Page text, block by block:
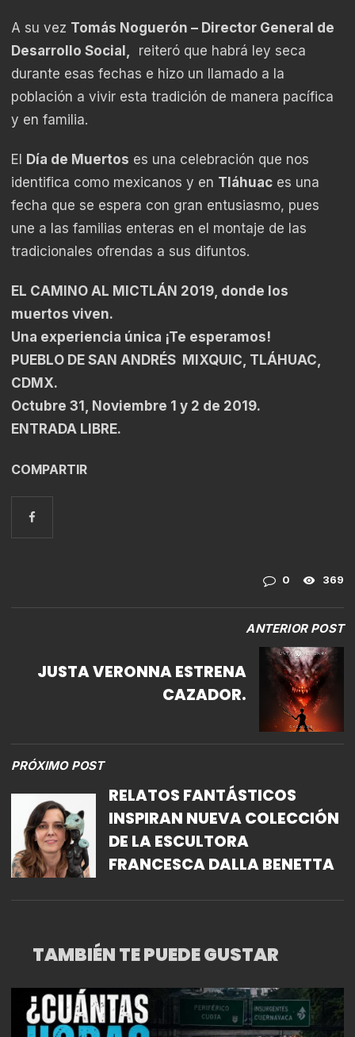
A su vez Tomás Noguerón – Director General de
Desarrollo Social,
reiteró que habrá ley seca
durante esas fechas e hizo un llamado a la
población a vivir esta tradición de manera pacífica
y en familia.
El Día de Muertos es una celebración que nos
identifica como mexicanos y en Tláhuac es una
fecha que se espera con gran entusiasmo, pues
une a las familias enteras en el montaje de las
tradicionales ofrendas a sus difuntos.
EL CAMINO AL MICTLÁN 2019, donde los
muertos viven.
Una experiencia única ¡Te esperamos!
PUEBLO DE SAN ANDRÉS MIXQUIC, TLÁHUAC,
CDMX.
Octubre 31, Noviembre 1 y 2 de 2019.
ENTRADA LIBRE.
COMPARTIR
0 369
ANTERIOR POST
JUSTA VERONNA ESTRENA
CAZADOR.
PRÓXIMO POST
RELATOS FANTÁSTICOS
INSPIRAN NUEVA COLECCIÓN
DE LA ESCULTORA
FRANCESCA DALLA BENETTA
TAMBIÉN TE PUEDE GUSTAR